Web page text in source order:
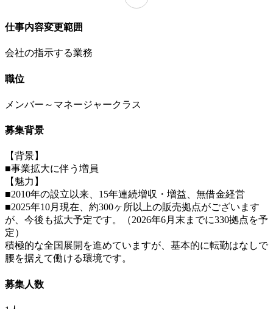
仕事内容変更範囲
会社の指示する業務
職位
メンバー～マネージャークラス
募集背景
【背景】
■事業拡大に伴う増員
【魅力】
■2010年の設立以来、15年連続増収・増益、無借金経営
■2025年10月現在、約300ヶ所以上の販売拠点がございます
が、今後も拡大予定です。（2026年6月末までに330拠点を予
定）
積極的な全国展開を進めていますが、基本的に転勤はなしで
腰を据えて働ける環境です。
募集人数